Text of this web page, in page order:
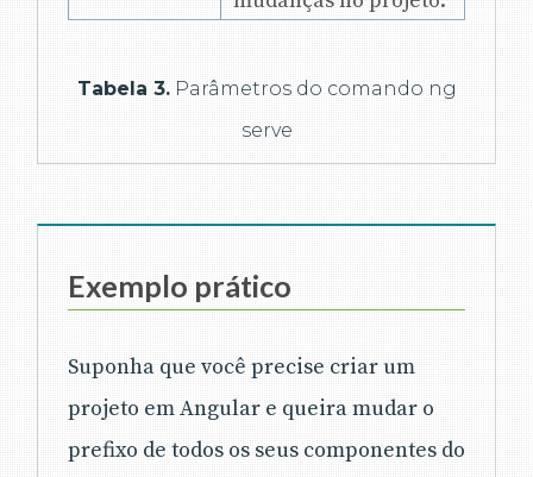
Tabela 3.Parâmetros do comando ng
serve
Exemplo prático
Suponha que você precise criar um
projeto em Angular e queira mudar o
prefixo de todos os seus componentes do